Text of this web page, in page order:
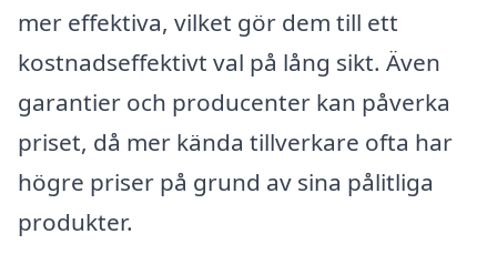
mer effektiva, vilket gör dem till ett
kostnadseffektivt val på lång sikt. Även
garantier och producenter kan påverka
priset, då mer kända tillverkare ofta har
högre priser på grund av sina pålitliga
produkter.